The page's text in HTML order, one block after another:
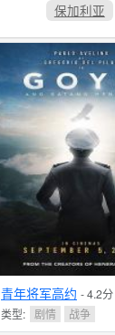
保加利亚
青年将军高约 - 4.2分
类型: 剧情 战争